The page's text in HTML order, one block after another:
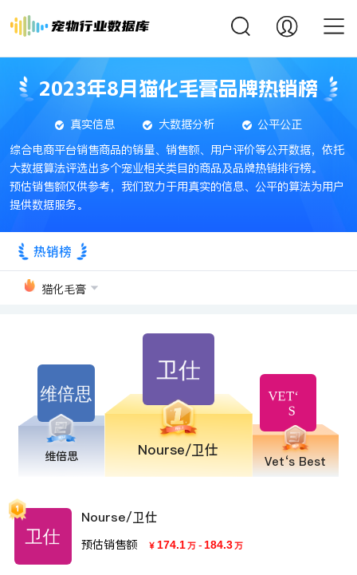
2023年8月猫化毛膏品牌热销榜
真实信息 大数据分析
公平公正
综合电商平台销售商品的销量、销售额、用户评价等公开数据，依托
大数据算法评选出多个宠业相关类目的商品及品牌热销排行榜。
预估销售额仅供参考，我们致力于用真实的信息、公平的算法为用户
提供数据服务。
热销榜
猫化毛膏
维倍思 Nourse/卫仕
Vet‘s Best
Nourse/卫仕
预估销售额 ￥ 174.1万 - 184.3万